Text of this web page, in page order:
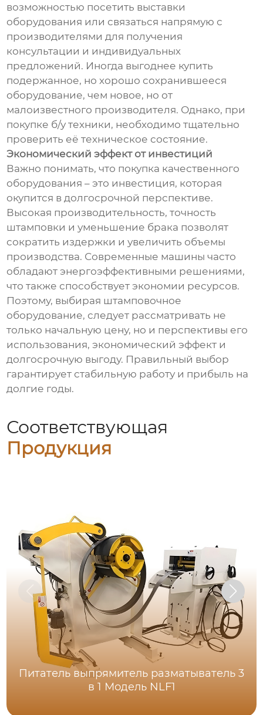
возможностью посетить выставки
оборудования или связаться напрямую с
производителями для получения
консультации и индивидуальных
предложений. Иногда выгоднее купить
подержанное, но хорошо сохранившееся
оборудование, чем новое, но от
малоизвестного производителя. Однако, при
покупке б/у техники, необходимо тщательно
проверить её техническое состояние.
Экономический эффект от инвестиций
Важно понимать, что покупка качественного
оборудования – это инвестиция, которая
окупится в долгосрочной перспективе.
Высокая производительность, точность
штамповки и уменьшение брака позволят
сократить издержки и увеличить объемы
производства. Современные машины часто
обладают энергоэффективными решениями,
что также способствует экономии ресурсов.
Поэтому, выбирая штамповочное
оборудование, следует рассматривать не
только начальную цену, но и перспективы его
использования, экономический эффект и
долгосрочную выгоду. Правильный выбор
гарантирует стабильную работу и прибыль на
долгие годы.
Соответствующая
Продукция
Питатель выпрямитель разматыватель 3
в 1 Модель NLF1